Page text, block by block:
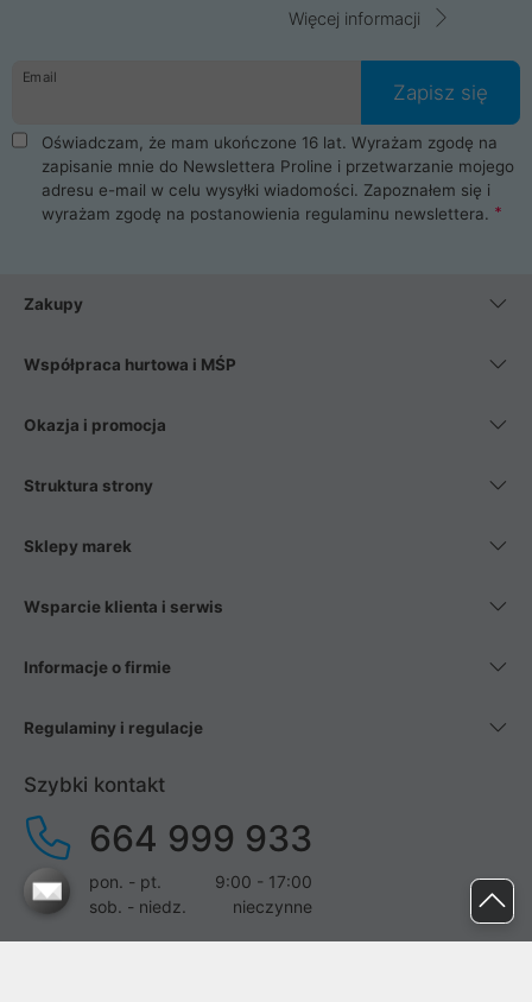
Więcej informacji
Email
Zapisz się
Oświadczam, że mam ukończone 16 lat. Wyrażam zgodę na
zapisanie mnie do Newslettera Proline i przetwarzanie mojego
adresu e-mail w celu wysyłki wiadomości. Zapoznałem się i
wyrażam zgodę na postanowienia regulaminu newslettera.
Zakupy
Współpraca hurtowa i MŚP
Okazja i promocja
Struktura strony
Sklepy marek
Wsparcie klienta i serwis
Informacje o firmie
Regulaminy i regulacje
Szybki kontakt
664 999 933
pon. - pt.
9:00 - 17:00
sob. - niedz.
nieczynne